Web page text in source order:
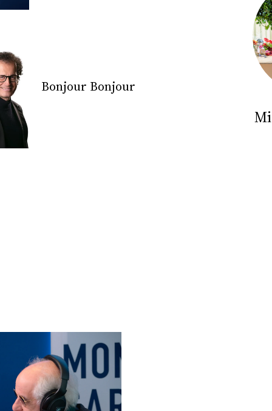
Bonjour Bonjour
Nick The Nightfly &